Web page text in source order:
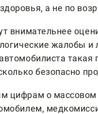
а не по
внимательнее
жалобы и
такая
безопасно
цифрам о массовом